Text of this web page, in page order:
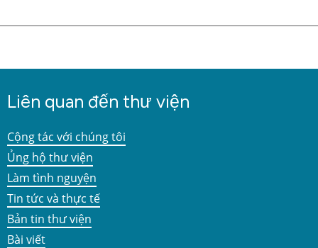
Liên quan đến thư viện
Cộng tác với chúng tôi
Ủng hộ thư viện
Làm tình nguyện
Tin tức và thực tế
Bản tin thư viện
Bài viết